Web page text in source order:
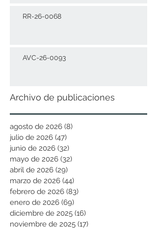
RR-26-0068
AVC-26-0093
Archivo de publicaciones
agosto de 2026 (8)
julio de 2026 (47)
junio de 2026 (32)
mayo de 2026 (32)
abril de 2026 (29)
marzo de 2026 (44)
febrero de 2026 (83)
enero de 2026 (69)
diciembre de 2025 (16)
noviembre de 2025 (17)